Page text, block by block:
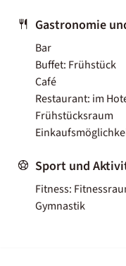
Gastronomie
Bar
Buffet: Frühstück
Café
Restaurant: im
Frühstücksraum
Sport und
Fitness:
Gymnastik